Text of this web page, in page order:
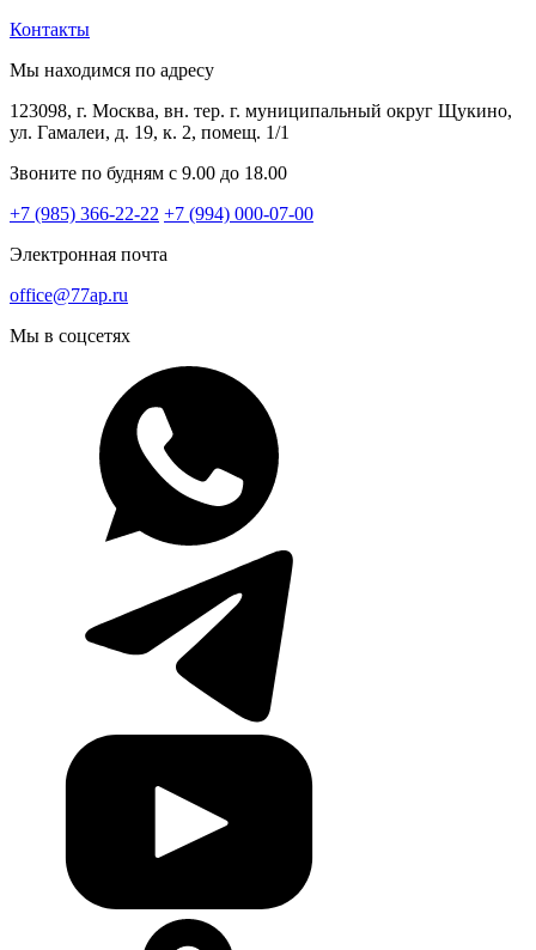
Контакты
Мы находимся по адресу
123098, г. Москва, вн. тер. г. муниципальный округ Щукино,
ул. Гамалеи, д. 19, к. 2, помещ. 1/1
Звоните по будням с 9.00 до 18.00
+7 (985) 366-22-22 +7 (994) 000-07-00
Электронная почта
office@77ap.ru
Мы в соцсетях